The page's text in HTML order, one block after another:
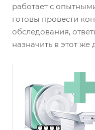
работает с
готовы провести
обследования,
назначить в этот же
Диагностика